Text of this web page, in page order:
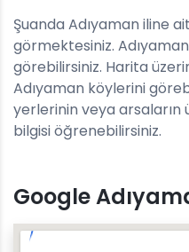
Şuanda Adıyaman iline
görmektesiniz.
görebilirsiniz. Harita
Adıyaman köylerini
yerlerinin veya arsaların
bilgisi öğrenebilirsiniz.
Google